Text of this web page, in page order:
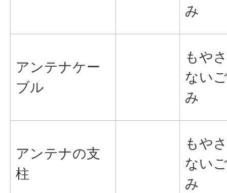
み
アンテナケー
ブル
もやさ
ないご
み
アンテナの支
柱
もやさ
ないご
み